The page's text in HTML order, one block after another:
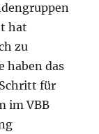
hat
zu
haben das
für
im VBB